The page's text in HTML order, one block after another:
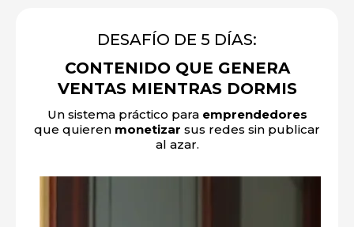
DESAFÍO DE 5 DÍAS:
CONTENIDO QUE GENERA
VENTAS MIENTRAS DORMIS
Un sistema práctico para emprendedores
que quieren monetizar sus redes sin publicar
al azar.